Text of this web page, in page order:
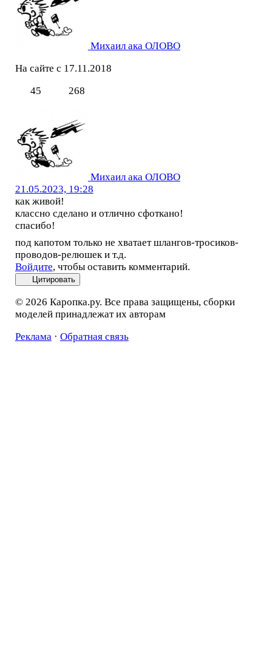
Михаил ака ОЛОВО
На сайте с 17.11.2018
45
268
Михаил ака ОЛОВО
21.05.2023, 19:28
как живой!
классно сделано и отлично сфоткано!
спасибо!
под капотом только не хватает шлангов-тросиков-
проводов-релюшек и т.д.
Войдите, чтобы оставить комментарий.
Цитировать
© 2026 Каропка.ру. Все права защищены, сборки
моделей принадлежат их авторам
Реклама· Обратная связь